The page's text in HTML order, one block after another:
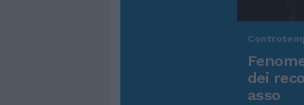
dei
asso